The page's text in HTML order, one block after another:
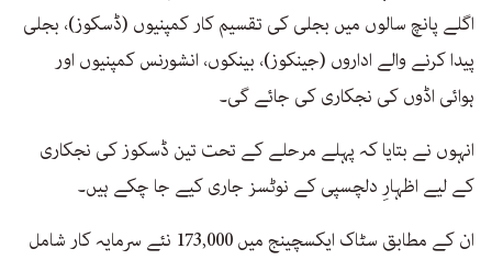
اگلے پانچ سالوں میں بجلی کی تقسیم کار کمپنیوں (ڈسکوز)، بجلی
پیدا کرنے والے اداروں (جینکوز)، بینکوں، انشورنس کمپنیوں اور
ہوائی اڈوں کی نجکاری کی جائے گی۔
انہوں نے بتایا کہ پہلے مرحلے کے تحت تین ڈسکوز کی نجکاری
کے لیے اظہارِ دلچسپی کے نوٹسز جاری کیے جا چکے ہیں۔
ان کے مطابق سٹاک ایکسچینج میں 173,000 نئے سرمایہ کار شامل